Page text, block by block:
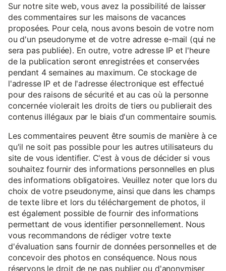
Sur notre site web, vous avez la possibilité de laisser
des commentaires sur les maisons de vacances
proposées. Pour cela, nous avons besoin de votre nom
ou d'un pseudonyme et de votre adresse e-mail (qui ne
sera pas publiée). En outre, votre adresse IP et l'heure
de la publication seront enregistrées et conservées
pendant 4 semaines au maximum. Ce stockage de
l'adresse IP et de l'adresse électronique est effectué
pour des raisons de sécurité et au cas où la personne
concernée violerait les droits de tiers ou publierait des
contenus illégaux par le biais d'un commentaire soumis.
Les commentaires peuvent être soumis de manière à ce
qu'il ne soit pas possible pour les autres utilisateurs du
site de vous identifier. C'est à vous de décider si vous
souhaitez fournir des informations personnelles en plus
des informations obligatoires. Veuillez noter que lors du
choix de votre pseudonyme, ainsi que dans les champs
de texte libre et lors du téléchargement de photos, il
est également possible de fournir des informations
permettant de vous identifier personnellement. Nous
vous recommandons de rédiger votre texte
d'évaluation sans fournir de données personnelles et de
concevoir des photos en conséquence. Nous nous
réservons le droit de ne pas publier ou d'anonymiser